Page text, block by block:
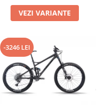
VEZI VARIANTE
-3246 LEI